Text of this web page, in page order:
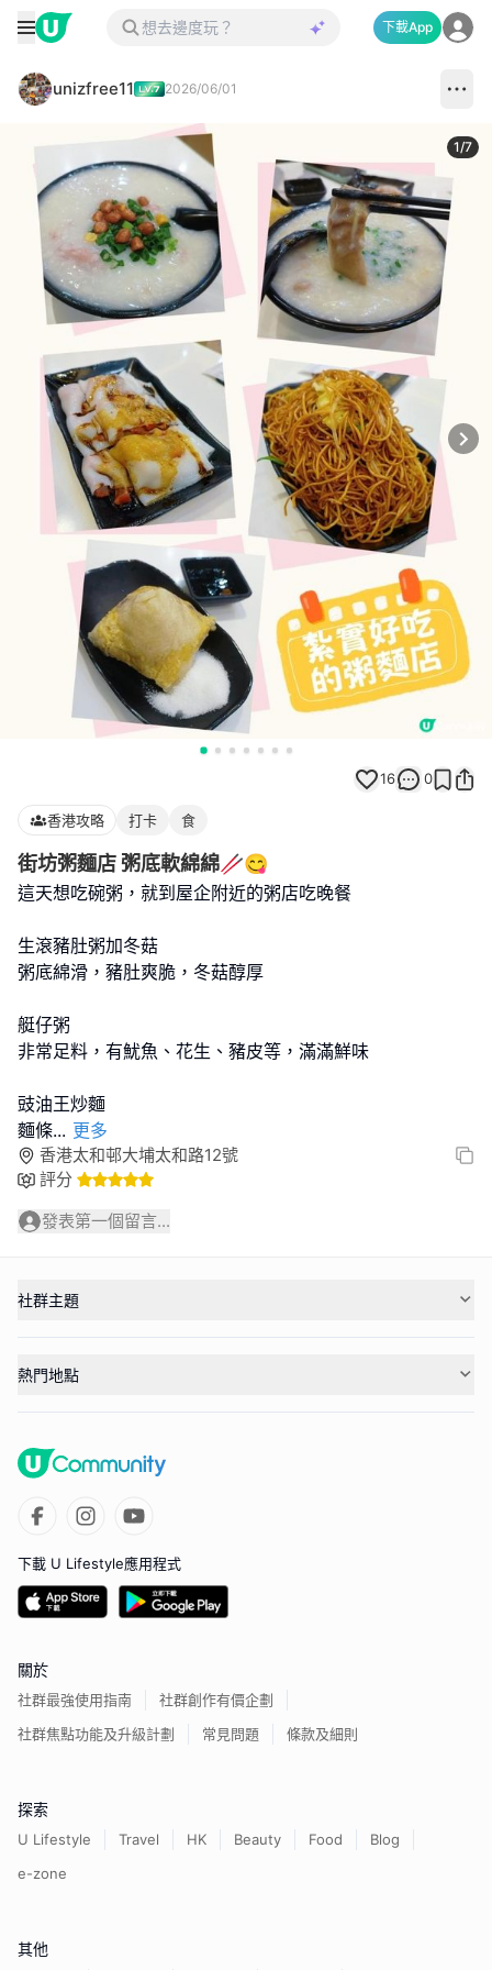
下載App
unizfree11 2026/06/01
1/7
16 0
香港攻略 打卡 食
街坊粥麵店 粥底軟綿綿🥢😋
這天想吃碗粥，就到屋企附近的粥店吃晚餐
生滾豬肚粥加冬菇
粥底綿滑，豬肚爽脆，冬菇醇厚
艇仔粥
非常足料，有魷魚、花生、豬皮等，滿滿鮮味
豉油王炒麵
麵條... 更多
香港太和邨大埔太和路12號
評分
發表第一個留言...
社群主題
熱門地點
下載 U Lifestyle應用程式
關於
社群最強使用指南
社群創作有價企劃
社群焦點功能及升級計劃
常見問題 條款及細則
探索
U Lifestyle Travel HK Beauty Food
Blog
e-zone
其他